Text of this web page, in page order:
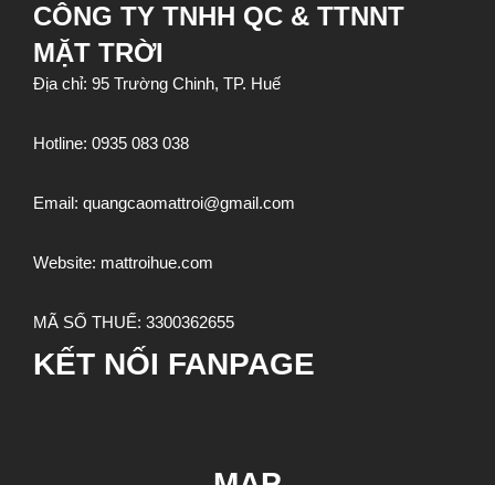
CÔNG TY TNHH QC & TTNNT
MẶT TRỜI
Địa chỉ: 95 Trường Chinh, TP. Huế
Hotline: 0935 083 038
Email: quangcaomattroi@gmail.com
Website: mattroihue.com
MÃ SỐ THUẾ: 3300362655
KẾT NỐI FANPAGE